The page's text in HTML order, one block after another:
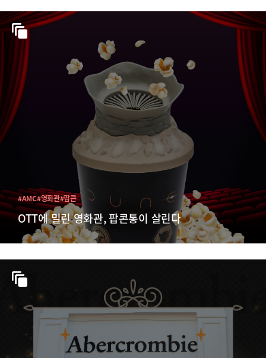
OTT에 밀린 영화관, 팝콘통이 살린다
#AMC#영화관#팝콘